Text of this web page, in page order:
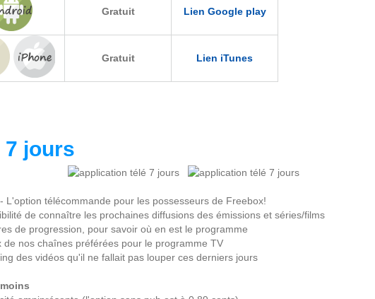
Gratuit Lien Google play
Gratuit Lien iTunes
7 jours
- L'option télécommande pour les possesseurs de Freebox!
de connaître les prochaines diffusions des émissions et séries/films
de progression, pour savoir où en est le programme
de nos chaînes préférées pour le programme TV
des vidéos qu'il ne fallait pas louper ces derniers jours